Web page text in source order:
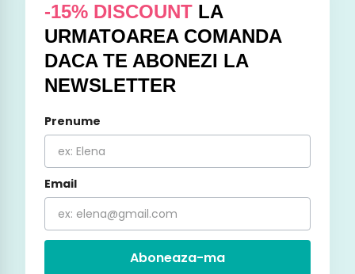
-15% DISCOUNT LA
URMATOAREA COMANDA
DACA TE ABONEZI LA
NEWSLETTER
Prenume
Email
Aboneaza-ma